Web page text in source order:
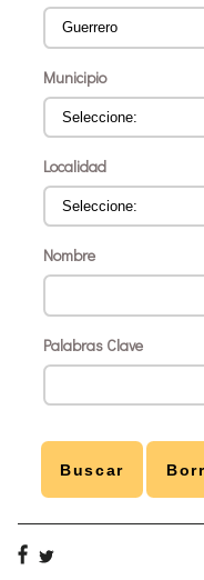
Municipio
Localidad
Nombre
Palabras Clave